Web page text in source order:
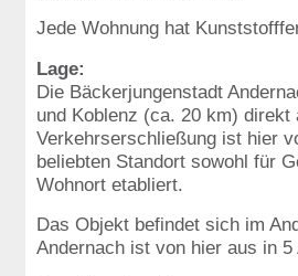
Jede Wohnung hat
Lage:
Die Bäckerjungenstadt
und Koblenz (ca. 20 km)
Verkehrserschließung ist hier
beliebten Standort sowohl für
Wohnort etabliert.
Das Objekt befindet sich im
Andernach ist von hier aus in